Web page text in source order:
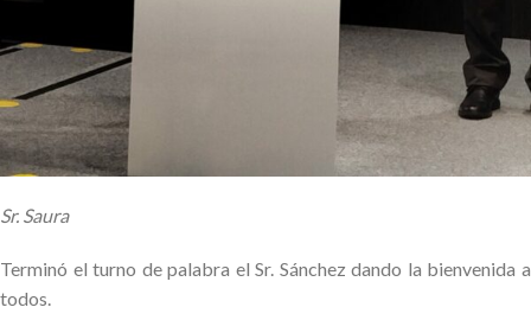
Sr. Saura
Terminó el turno de palabra el Sr. Sánchez dando la bienvenida a
todos.